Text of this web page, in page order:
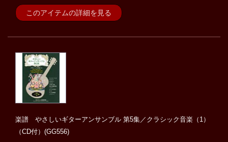
このアイテムの詳細を見る
楽譜 やさしいギターアンサンブル 第5集／クラシック音楽（1）
（CD付）(GG556)